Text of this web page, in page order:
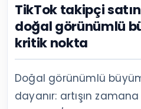
TikTok takipçi
doğal görünümlü
kritik nokta
Doğal görünümlü
dayanır: artışın